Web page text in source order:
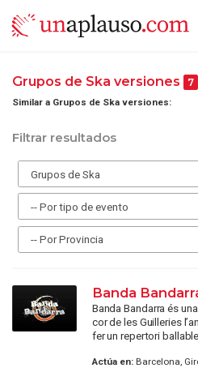
Grupos de Ska versiones 7
Similar a Grupos de Ska versiones:
Filtrar resultados
Banda
Banda Bandarra és
cor de les Guilleries
fer un repertori
Actúa en:Barcelona,